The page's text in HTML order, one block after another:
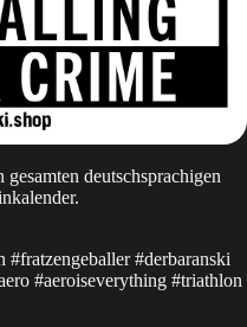
deutschsprachigen
.
#fratzengeballer #derbaranski
#aeroiseverything #triathlon